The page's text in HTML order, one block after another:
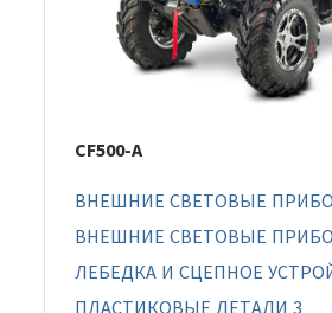
CF500-A
ВНЕШНИЕ СВЕТОВЫЕ
ВНЕШНИЕ СВЕТОВЫЕ
ЛЕБЕДКА И СЦЕПНОЕ
ПЛАСТИКОВЫЕ ДЕТАЛИ 3